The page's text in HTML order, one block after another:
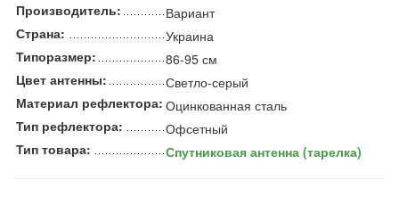
Производитель:
Вариант
Страна:
Украина
Типоразмер:
86-95 см
Цвет антенны:
Светло-серый
Материал рефлектора: Оцинкованная сталь
Тип рефлектора:
Офсетный
Тип товара:
Спутниковая антенна (тарелка)